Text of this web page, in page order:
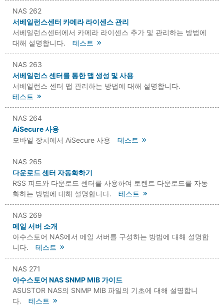
NAS 262
서베일런스센터 카메라 라이센스 관리
서베일런스센터에서 카메라 라이센스 추가 및 관리하는 방법에
대해 설명합니다.
테스트
NAS 263
서베일런스 센터를 통한 맵 생성 및 사용
서베일런스 센터 맵 관리하는 방법에 대해 설명합니다.
테스트
NAS 264
AiSecure 사용
모바일 장치에서 AiSecure 사용
테스트
NAS 265
다운로드 센터 자동화하기
RSS 피드와 다운로드 센터를 사용하여 토렌트 다운로드를 자동
화하는 방법에 대해 설명합니다.
테스트
NAS 269
메일 서버 소개
아수스토어 NAS에서 메일 서버를 구성하는 방법에 대해 설명합
니다.
테스트
NAS 271
아수스토어 NAS SNMP MIB 가이드
ASUSTOR NAS의 SNMP MIB 파일의 기초에 대해 설명합니
다.
테스트